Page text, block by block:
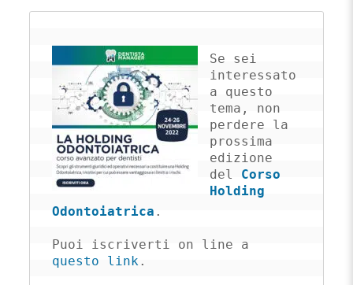
Se sei
interessato
a questo
tema, non
perdere la
prossima
edizione
del Corso
Holding
Odontoiatrica .
questo link.